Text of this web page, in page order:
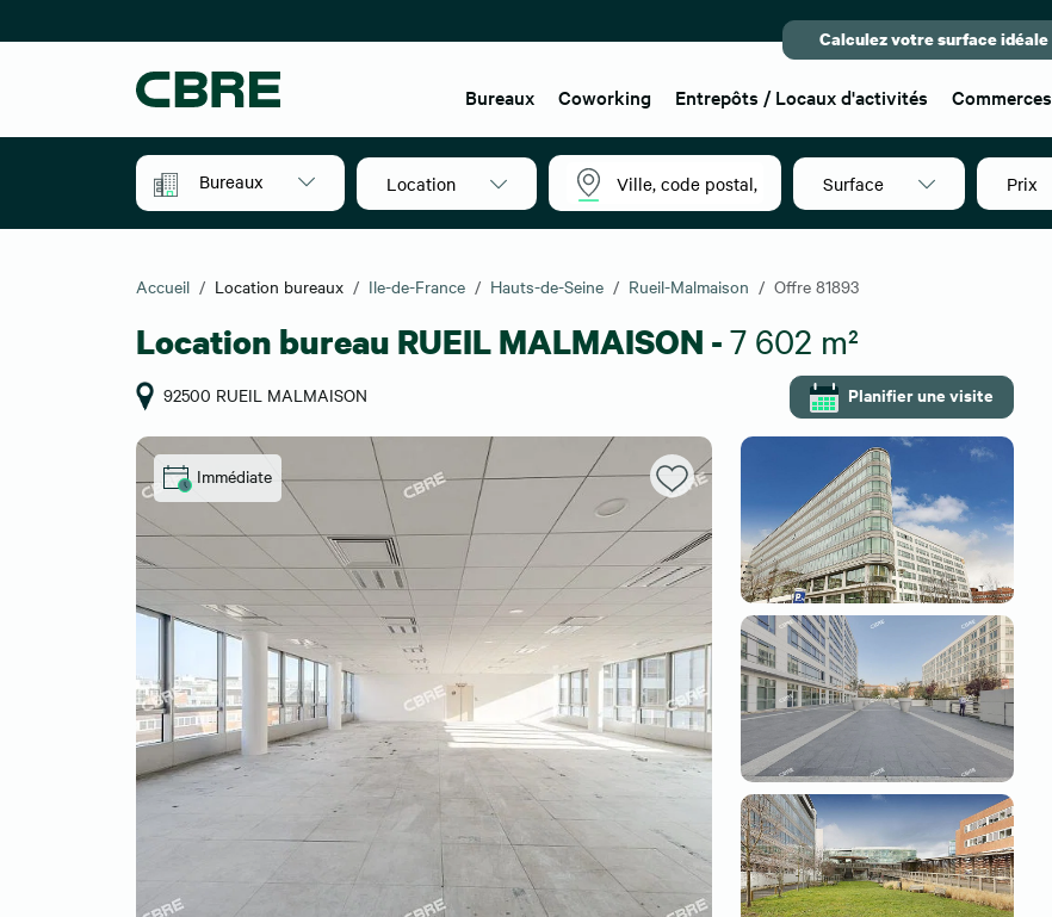
Calculez votre surface idéale
Bureaux Coworking Entrepôts / Locaux d'activités Commerces
Bureaux Location Surface Prix
Accueil Location bureaux Ile-de-France Hauts-de-Seine Rueil-Malmaison Offre 81893
Location bureau RUEIL MALMAISON -7 602 m²
92500 RUEIL MALMAISON Planifier une visite
Immédiate